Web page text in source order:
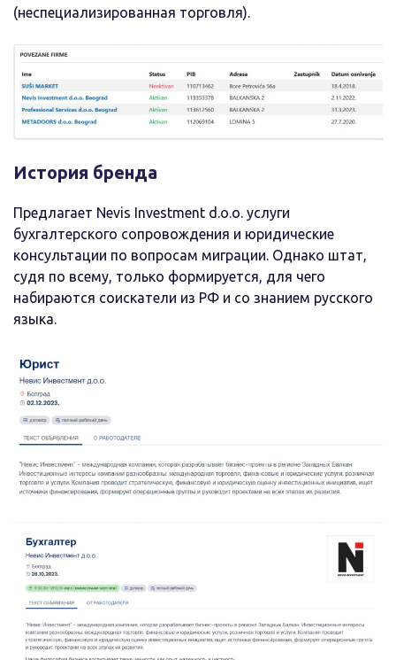
(неспециализированная торговля).
История бренда
Предлагает Nevis Investment d.o.o. услуги
бухгалтерского сопровождения и юридические
консультации по вопросам миграции. Однако штат,
судя по всему, только формируется, для чего
набираются соискатели из РФ и со знанием русского
языка.